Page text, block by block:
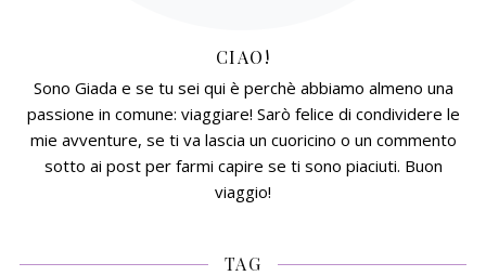
CIAO!
Sono Giada e se tu sei qui è perchè abbiamo almeno una
passione in comune: viaggiare! Sarò felice di condividere le
mie avventure, se ti va lascia un cuoricino o un commento
sotto ai post per farmi capire se ti sono piaciuti. Buon
viaggio!
TAG